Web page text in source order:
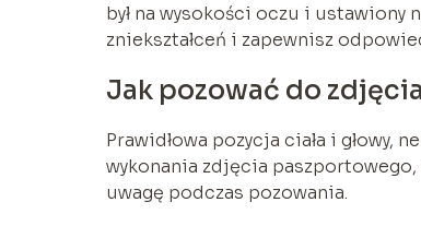
był na wysokości oczu i
zniekształceń i zapewnisz
Jak pozować do
Prawidłowa pozycja ciała i
wykonania zdjęcia
uwagę podczas pozowania.